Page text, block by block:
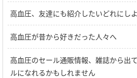
高血圧、友達にも紹介したいどれにし
高血圧が昔から好きだった人々へ
高血圧のセール通販情報、雑誌から出
ルになれるかもしれません